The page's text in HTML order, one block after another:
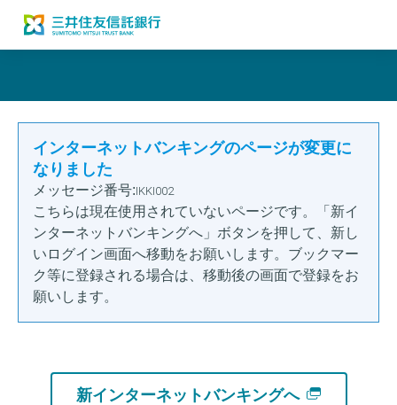
インターネットバンキングのページが変更に
なりました
メッセージ番号:IKKI002
こちらは現在使用されていないページです。「新イ
ンターネットバンキングへ」ボタンを押して、新し
いログイン画面へ移動をお願いします。ブックマー
ク等に登録される場合は、移動後の画面で登録をお
願いします。
新インターネットバンキングへ